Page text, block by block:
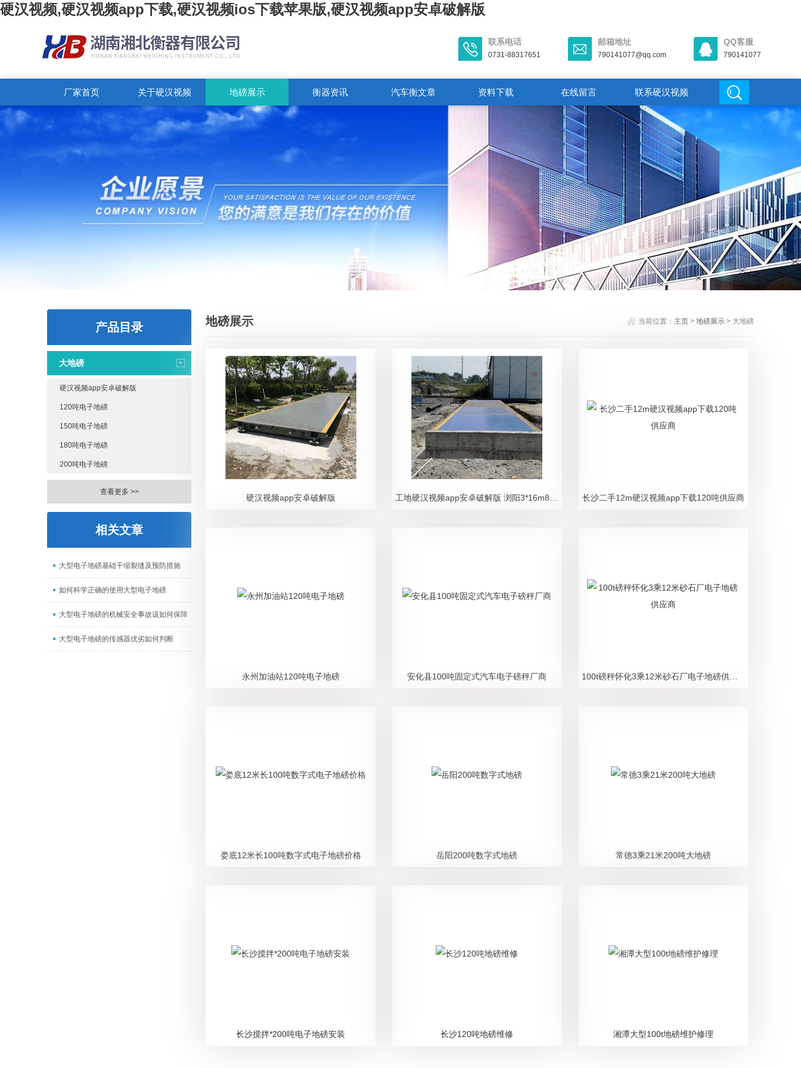
硬汉视频,硬汉视频app下载,硬汉视频ios下载苹果版,硬汉视频app安卓破解版
联系电话
0731-88317651
邮箱地址
790141077@qq.com
QQ客服
790141077
厂家首页 关于硬汉视频 地磅展示 衡器资讯 汽车衡文章 资料下载 在线留言 联系硬汉视频
产品目录
大地磅
硬汉视频app安卓破解版
120吨电子地磅
150吨电子地磅
180吨电子地磅
200吨电子地磅
查看更多 >>
相关文章
大型电子地磅基础干缩裂缝及预防措施
如何科学正确的使用大型电子地磅
大型电子地磅的机械安全事故该如何保障
大型电子地磅的传感器优劣如何判断
地磅展示 当前位置： 主页> 地磅展示> 大地磅
硬汉视频app安卓破解版 长沙二手12m硬汉视频app下载120吨供应商
永州加油站120吨电子地磅 安化县100吨固定式汽车电子磅秤厂商 100t磅秤怀化3乘12米砂石厂电子地磅供应商
娄底12米长100吨数字式电子地磅价格 岳阳200吨数字式地磅 常德3乘21米200吨大地磅
长沙搅拌*200吨电子地磅安装 长沙120吨地磅维修 湘潭大型100t地磅维护修理